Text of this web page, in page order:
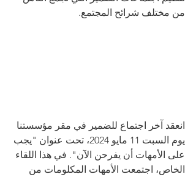
من مختلف شرائح المجتمع.
انعقد آخر اجتماع للضمير في مقر مؤسستنا
يوم السبت 11 مايو 2024، تحت عنوان "يجب
على الأمهات أن يفرحن الآن". في هذا اللقاء
الخاص، اجتمعت الأمهات المكلومات من